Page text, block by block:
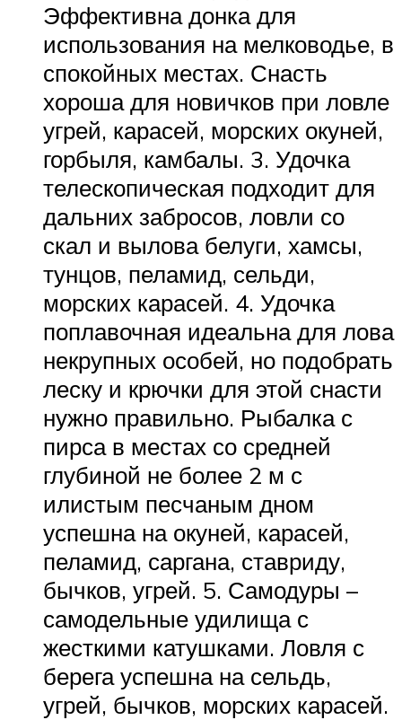
Эффективна донка для
использования на мелководье, в
спокойных местах. Снасть
хороша для новичков при ловле
угрей, карасей, морских окуней,
горбыля, камбалы. 3. Удочка
телескопическая подходит для
дальних забросов, ловли со
скал и вылова белуги, хамсы,
тунцов, пеламид, сельди,
морских карасей. 4. Удочка
поплавочная идеальна для лова
некрупных особей, но подобрать
леску и крючки для этой снасти
нужно правильно. Рыбалка с
пирса в местах со средней
глубиной не более 2 м с
илистым песчаным дном
успешна на окуней, карасей,
пеламид, саргана, ставриду,
бычков, угрей. 5. Самодуры –
самодельные удилища с
жесткими катушками. Ловля с
берега успешна на сельдь,
угрей, бычков, морских карасей.